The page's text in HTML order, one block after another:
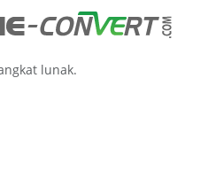
lunak.